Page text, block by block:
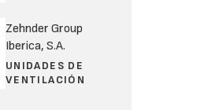
Zehnder Group
Iberica, S.A.
UNIDADES DE
VENTILACIÓN